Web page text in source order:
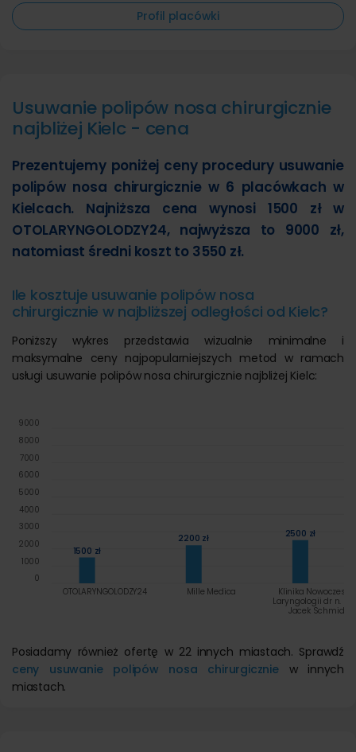
Profil placówki
Usuwanie polipów nosa chirurgicznie
najbliżej Kielc - cena
Prezentujemy poniżej ceny procedury usuwanie
polipów nosa chirurgicznie w 6 placówkach w
Kielcach. Najniższa cena wynosi 1500 zł w
OTOLARYNGOLODZY24, najwyższa to 9000 zł,
natomiast średni koszt to 3550 zł.
Ile kosztuje usuwanie polipów nosa
chirurgicznie w najbliższej odległości od Kielc?
Poniższy wykres przedstawia wizualnie minimalne i
maksymalne ceny najpopularniejszych metod w ramach
usługi usuwanie polipów nosa chirurgicznie najbliżej Kielc:
1500 zł
2200 zł 2500 zł
OTOLARYNGOLODZY24 Mille Medica
Klinika
Laryngologii dr n.
Jacek Schmidt
0
1000
2000
3000
4000
5000
6000
7000
8000
9000
Posiadamy również ofertę w 22 innych miastach. Sprawdź
ceny usuwanie polipów nosa chirurgiczniew innych
miastach.